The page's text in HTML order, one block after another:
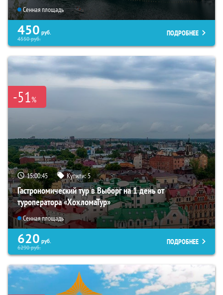
Сенная площадь
450 руб.
4550руб.
ПОДРОБНЕЕ
-51%
15:00:44 Купили:5
Гастрономический тур в Выборг на 1 день от
туроператора «ХохломаТур»
Сенная площадь
620 руб.
6290руб.
ПОДРОБНЕЕ